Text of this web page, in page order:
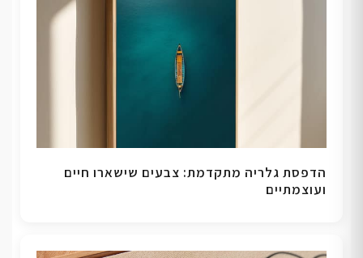
הדפסת גלריה מתקדמת: צבעים שישארו חיים
ועוצמתיים